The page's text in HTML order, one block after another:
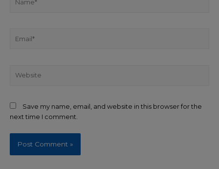
Save my name, email, and website in this browser for the
next time I comment.